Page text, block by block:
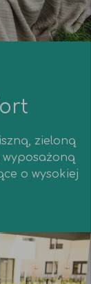
zieloną
o wysokiej